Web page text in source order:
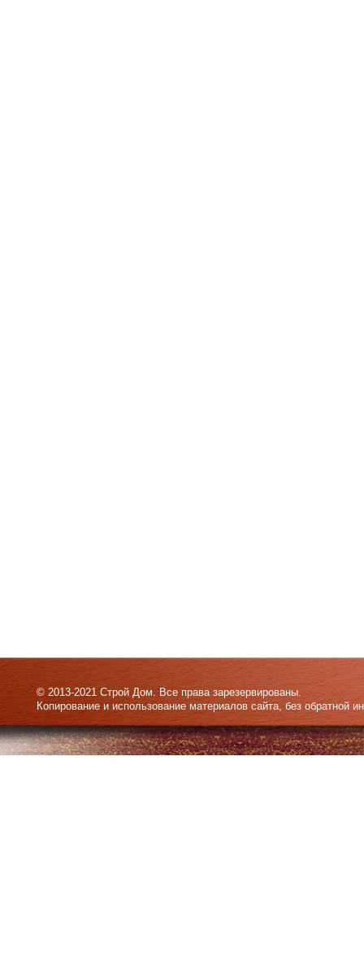
© 2013-2021 Строй Дом. Все права зарезервированы.
Копирование и использование материалов сайта, без обратной